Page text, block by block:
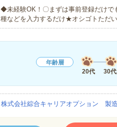
◆未経験OK！〇まずは事前登録だけ
種などを入力するだけ★オシゴトただ
年齢層
20代
30代
株式会社綜合キャリアオプション 製造